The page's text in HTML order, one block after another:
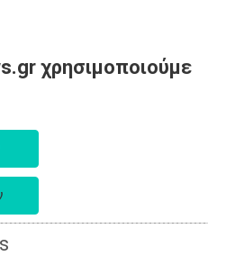
χρησιμοποιούμε